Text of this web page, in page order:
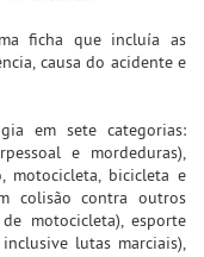
ficha que incluía as
causa do acidente e
em sete categorias:
e mordeduras),
motocicleta, bicicleta e
colisão contra outros
motocicleta), esporte
lutas marciais),